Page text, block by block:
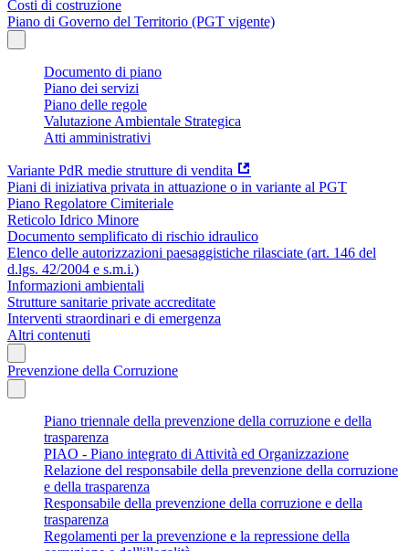
Costi di costruzione
Piano di Governo del Territorio (PGT vigente)
Documento di piano
Piano dei servizi
Piano delle regole
Valutazione Ambientale Strategica
Atti amministrativi
Variante PdR medie strutture di vendita
Piani di iniziativa privata in attuazione o in variante al PGT
Piano Regolatore Cimiteriale
Reticolo Idrico Minore
Documento semplificato di rischio idraulico
Elenco delle autorizzazioni paesaggistiche rilasciate (art. 146 del
d.lgs. 42/2004 e s.m.i.)
Informazioni ambientali
Strutture sanitarie private accreditate
Interventi straordinari e di emergenza
Altri contenuti
Prevenzione della Corruzione
Piano triennale della prevenzione della corruzione e della
trasparenza
PIAO - Piano integrato di Attività ed Organizzazione
Relazione del responsabile della prevenzione della corruzione
e della trasparenza
Responsabile della prevenzione della corruzione e della
trasparenza
Regolamenti per la prevenzione e la repressione della